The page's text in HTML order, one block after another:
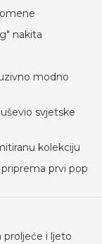
nakita
modno
svjetske
kolekciju
prvi pop
proljeće i ljeto